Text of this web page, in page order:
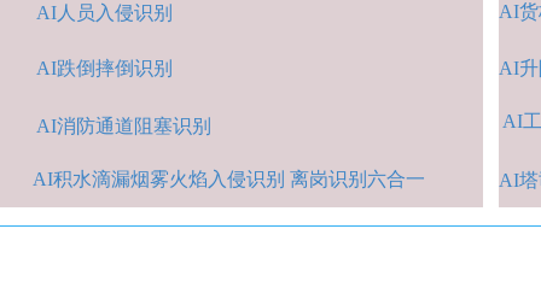
AI人 员入侵识别
AI消防通道阻塞识别
AI跌倒摔倒识别
AI积水滴漏烟雾火焰入侵识别 离岗识别六合一
AI
AI
AI货
AI